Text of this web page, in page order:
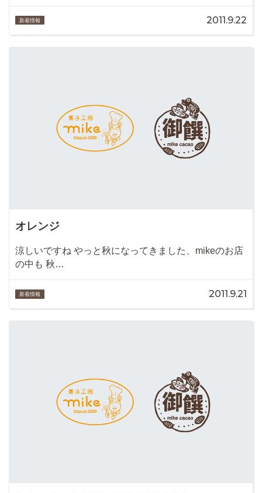
新着情報 2011.9.22
オレンジ
涼しいですね やっと秋になってきました、mikeのお店
の中も 秋…
新着情報 2011.9.21